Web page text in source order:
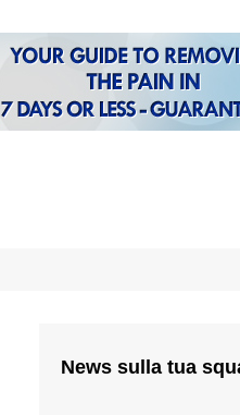
News sulla tua